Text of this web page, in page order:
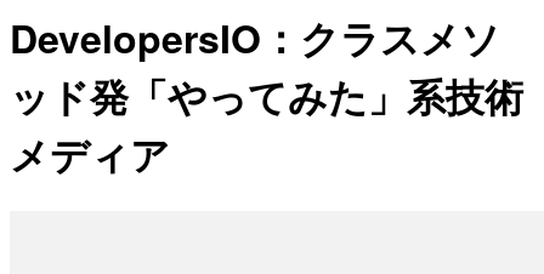
DevelopersIO：クラスメソ
ッド発「やってみた」系技術
メディア